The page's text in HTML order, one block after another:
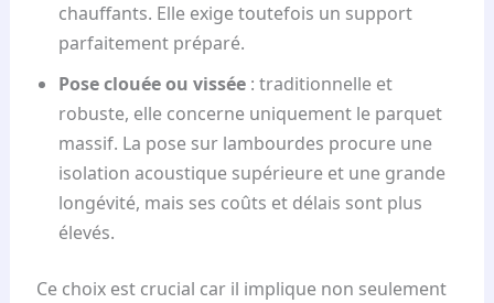
chauffants. Elle exige toutefois un support
parfaitement préparé.
Pose clouée ou vissée: traditionnelle et
robuste, elle concerne uniquement le parquet
massif. La pose sur lambourdes procure une
isolation acoustique supérieure et une grande
longévité, mais ses coûts et délais sont plus
élevés.
Ce choix est crucial car il implique non seulement